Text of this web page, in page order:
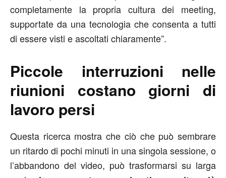
completamente la propria cultura dei meeting,
supportate da una tecnologia che consenta a tutti
di essere visti e ascoltati chiaramente”.
Piccole interruzioni nelle
riunioni costano giorni di
lavoro persi
Questa ricerca mostra che ciò che può sembrare
un ritardo di pochi minuti in una singola sessione, o
l’abbandono del video, può trasformarsi su larga